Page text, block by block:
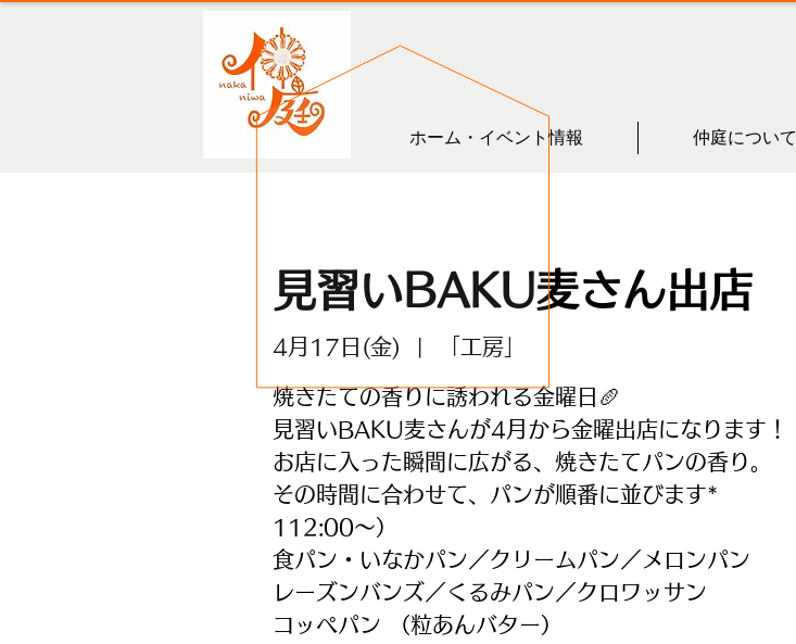
ホーム・イベント情報 仲庭について
見習いBAKU麦さん出店
4月17日(金) 「工房」
焼きたての香りに誘われる金曜日🥖
見習いBAKU麦さんが4月から金曜出店になります！
お店に入った瞬間に広がる、焼きたてパンの香り。
その時間に合わせて、パンが順番に並びます*
112:00～）
食パン・いなかパン／クリームパン／メロンパン
レーズンバンズ／くるみパン／クロワッサン
コッペパン （粒あんバター）